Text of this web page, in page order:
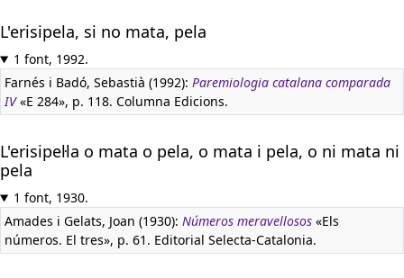
L'erisipela, si no mata, pela
1 font, 1992.
Farnés i Badó, Sebastià (1992): Paremiologia catalana comparada
IV«E 284», p. 118. Columna Edicions.
L'erisipel·la o mata o pela, o mata i pela, o ni mata ni
pela
1 font, 1930.
Amades i Gelats, Joan (1930): Números meravellosos «Els
números. El tres», p. 61. Editorial Selecta-Catalonia.